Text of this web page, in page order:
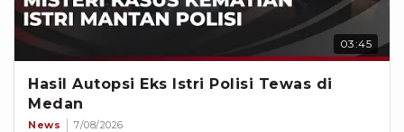
03:45
Hasil Autopsi Eks Istri Polisi Tewas di
Medan
News 7/08/2026